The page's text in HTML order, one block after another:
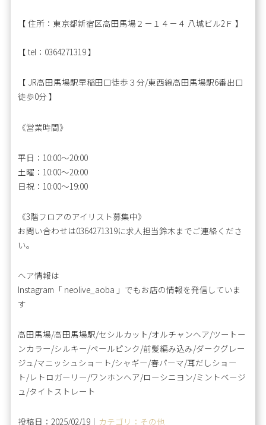
【 住所：東京都新宿区高田馬場２－１４－４ 八城ビル2Ｆ 】
【 tel：0364271319 】
【 JR高田馬場駅早稲田口徒歩３分/東西線高田馬場駅6番出口
徒歩0分 】
《営業時間》
平日：10:00〜20:00
土曜：10:00～20:00
日祝：10:00～19:00
《3階フロアのアイリスト募集中》
お問い合わせは0364271319に求人担当鈴木までご連絡くださ
い。
ヘア情報は
Instagram「 neolive_aoba 」でもお店の情報を発信していま
す
高田馬場/高田馬場駅/セシルカット/オルチャンヘア/ツートー
ンカラー/シルキー/ペールピンク/前髪編み込み/ダークグレー
ジュ/マニッシュショート/シャギー/春パーマ/耳だしショー
ト/レトロガーリー/ワンホンヘア/ローシニヨン/ミントベージ
ュ/タイトストレート
投稿日：2025/02/19｜ カテゴリ：その他